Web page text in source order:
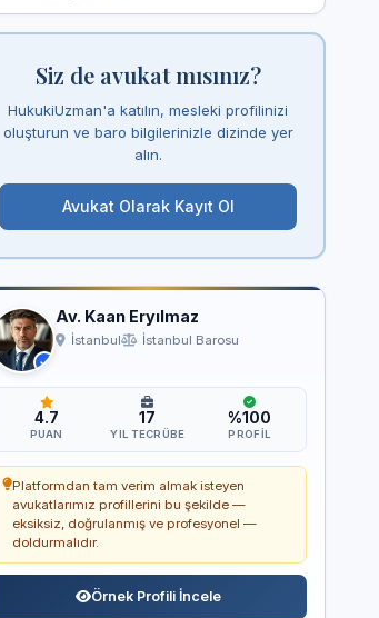
Siz de avukat mısınız?
HukukiUzman'a katılın, mesleki profilinizi
oluşturun ve baro bilgilerinizle dizinde yer
alın.
Avukat Olarak Kayıt Ol
Av. Kaan Eryılmaz
İstanbul İstanbul Barosu
4.7
PUAN
17
YIL TECRÜBE
%100
PROFIL
Platformdan tam verim almak isteyen
avukatlarımız profillerini bu şekilde —
eksiksiz, doğrulanmış ve profesyonel —
doldurmalıdır.
Örnek Profili İncele